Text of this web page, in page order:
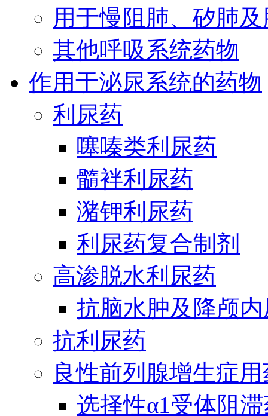
用于慢阻肺、矽肺
其他呼吸系统药物
作用于泌尿系统的药物
利尿药
噻嗪类利尿药
髓袢利尿药
潴钾利尿药
利尿药复合制剂
高渗脱水利尿药
抗脑水肿及降颅
抗利尿药
良性前列腺增生症
选择性α1受体阻